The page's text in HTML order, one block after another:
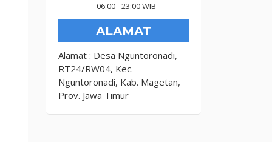
06:00 - 23:00 WIB
ALAMAT
Alamat : Desa Nguntoronadi,
RT24/RW04, Kec.
Nguntoronadi, Kab. Magetan,
Prov. Jawa Timur